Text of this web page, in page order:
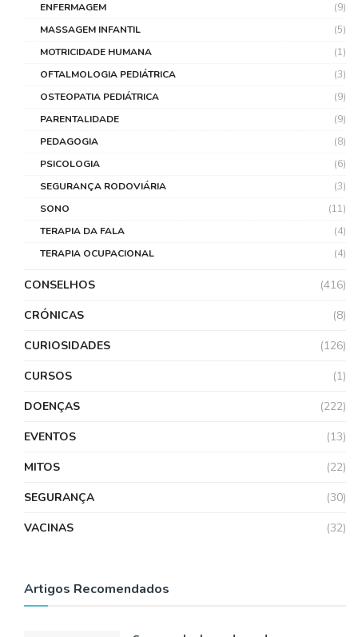
ENFERMAGEM
(9)
MASSAGEM INFANTIL
(5)
MOTRICIDADE HUMANA
(1)
OFTALMOLOGIA PEDIÁTRICA
(3)
OSTEOPATIA PEDIÁTRICA
(9)
PARENTALIDADE
(9)
PEDAGOGIA
(8)
PSICOLOGIA
(6)
SEGURANÇA RODOVIÁRIA
(3)
SONO
(11)
TERAPIA DA FALA
(4)
TERAPIA OCUPACIONAL
(4)
CONSELHOS
(416)
CRÓNICAS
(8)
CURIOSIDADES
(126)
CURSOS
(1)
DOENÇAS
(222)
EVENTOS
(13)
MITOS
(22)
SEGURANÇA
(30)
VACINAS
(32)
Artigos Recomendados